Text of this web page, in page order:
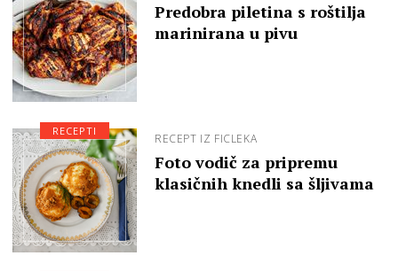
Predobra piletina s roštilja
marinirana u pivu
RECEPT IZ FICLEKA
Foto vodič za pripremu
klasičnih knedli sa šljivama
RECEPTI